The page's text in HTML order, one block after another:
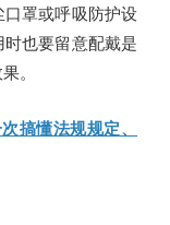
罩或呼吸防护设
也要留意配戴是
。
搞懂法规规定、